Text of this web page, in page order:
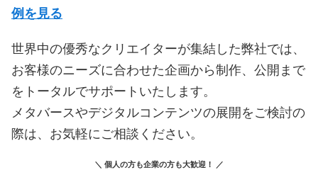
例を見る
世界中の優秀なクリエイターが集結した弊社では、
お客様のニーズに合わせた企画から制作、公開まで
をトータルでサポートいたします。
メタバースやデジタルコンテンツの展開をご検討の
際は、お気軽にご相談ください。
＼ 個人の方も企業の方も大歓迎！ ／